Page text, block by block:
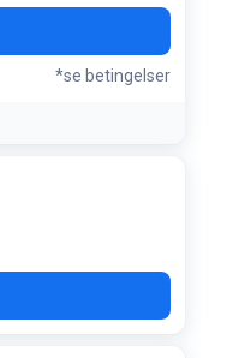
*se betingelser